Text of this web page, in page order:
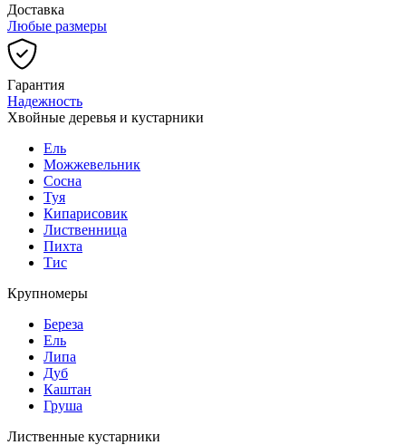
Доставка
Любые размеры
Гарантия
Надежность
Хвойные деревья и кустарники
Ель
Можжевельник
Сосна
Туя
Кипарисовик
Лиственница
Пихта
Тис
Крупномеры
Береза
Ель
Липа
Дуб
Каштан
Груша
Лиственные кустарники